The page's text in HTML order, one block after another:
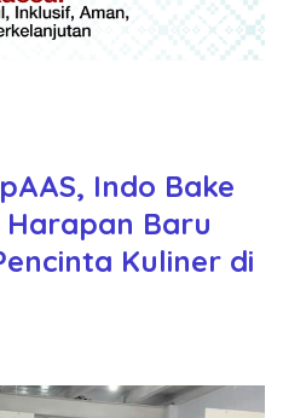
Indo Bake
Baru
Kuliner di